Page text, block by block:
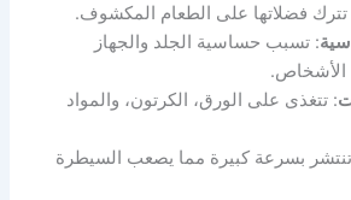
تترك فضلاتها على الطعام المكشوف.
: تسبب حساسية الجلد والجهاز
الأشخاص.
: تتغذى على الورق، الكرتون، والمواد
بسرعة كبيرة مما يصعب السيطرة